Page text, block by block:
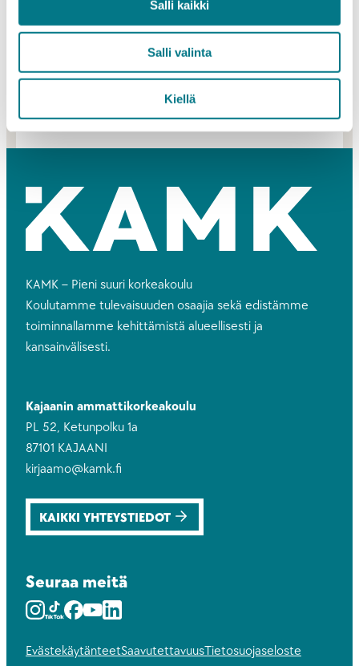
Salli kaikki
Salli valinta
Kiellä
Hakijapalvelut
hakijapalvelut(at)kamk.fi
KAMK – Pieni suuri korkeakoulu
Koulutamme tulevaisuuden osaajia sekä edistämme
toiminnallamme kehittämistä alueellisesti ja
kansainvälisesti.
Kajaanin ammattikorkeakoulu
PL 52, Ketunpolku 1a
87101 KAJAANI
kirjaamo@kamk.fi
KAIKKI YHTEYSTIEDOT
Seuraa meitä
Instagram
Youtube
Facebook
YoutubeLinkedIn
EvästekäytänteetSaavutettavuusTietosuojaseloste